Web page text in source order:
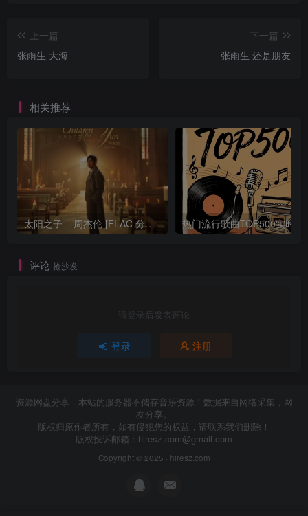
上一篇
张雨生 大海
下一篇
张雨生 还是朋友
相关推荐
太阳之子 – 周杰伦 [FLAC 分轨 192Khz 24bit]
评论 抢沙发
请登录后发表评论
登录 注册
资源网盘分享，本站的服务器不储存音乐资源！数据来自网络采集，网
友分享。
版权归原作者所有，如有侵犯您的权益，请联系我们删除！
版权投诉邮箱： hiresz.com@gmail.com
Copyright © 2025 · hiresz.com